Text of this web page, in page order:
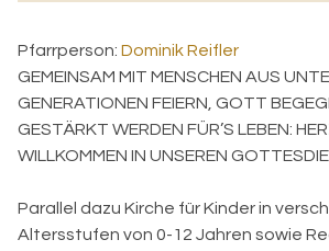
Pfarrperson: Dominik Reifler
GEMEINSAM MIT MENSCHEN AUS
GENERATIONEN FEIERN, GOTT
GESTÄRKT WERDEN FÜR’S LEBEN:
WILLKOMMEN IN UNSEREN
Parallel dazu Kirche für Kinder in
Altersstufen von 0-12 Jahren sowie